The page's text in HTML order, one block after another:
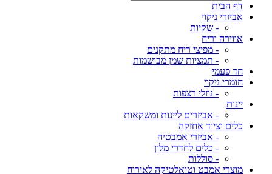
דף הבית
אביזרי ניקוי
- שקיות
אווירה וריח
- מפיצי ריח מתקנים
- תמציות שמן מבושמות
חד פעמי
חומרי ניקוי
- נוזלי רצפות
יינות
- אביזרים ליינות ומשקאות
כלים וציוד אחזקה
- אביזרי אמבטיה
- כלים לחדרי מלון
- סוללות
מוצרי אמבט וטואלטיקה לאירוח